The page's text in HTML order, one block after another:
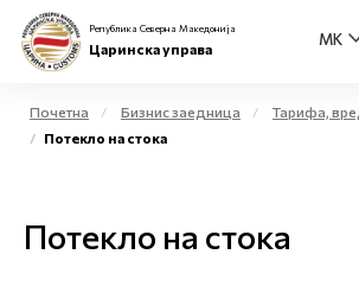
Физички лица
Република Северна Македонија
Царинска управа
Почетна Бизнис заедница
Тарифа,
Потекло на стока
Потекло на стока